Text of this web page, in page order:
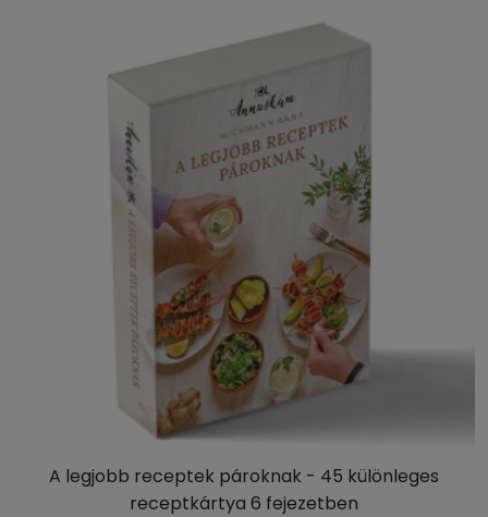
A legjobb receptek pároknak - 45 különleges
receptkártya 6 fejezetben